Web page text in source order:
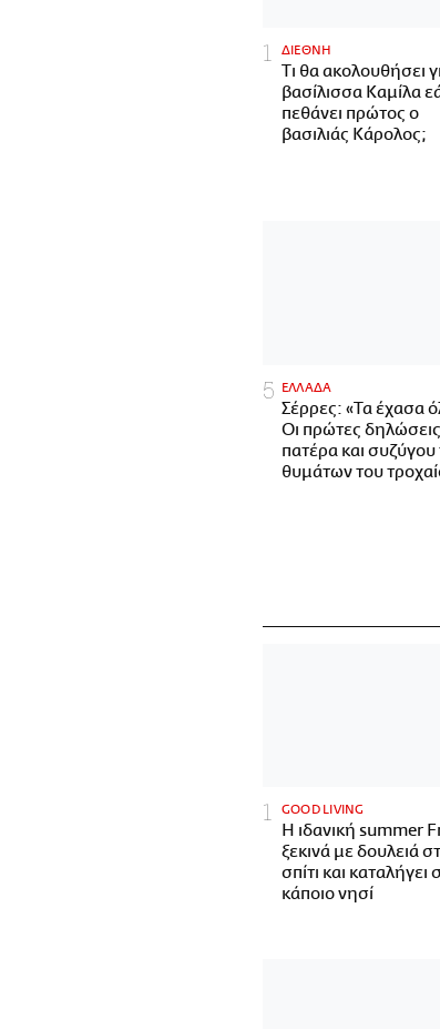
ΔΙΕΘΝΗ
Τι θα ακολουθήσει
βασίλισσα Καμίλα
πεθάνει πρώτος ο
βασιλιάς Κάρολος;
ΕΛΛΑΔΑ
Σέρρες: «Τα έχασα
Οι πρώτες
πατέρα και
θυμάτων του
GOOD LIVING
Η ιδανική summer
ξεκινά με δουλειά
σπίτι και καταλήγει
κάποιο νησί